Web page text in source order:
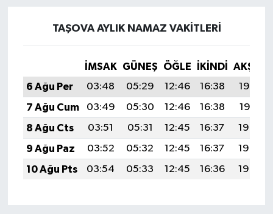
TAŞOVA AYLIK NAMAZ VAKITLERI
İMSAK GÜNEŞ ÖĞLE İKINDI
AKŞAM
6 Ağu Per
03:48 05:29 12:46 16:38
19:53
7 Ağu Cum
03:49 05:30 12:46 16:38
19:51
8 Ağu Cts
03:51 05:31 12:45 16:37
19:50
9 Ağu Paz
03:52 05:32 12:45 16:37
19:49
10 Ağu Pts
03:54 05:33 12:45 16:36 19:48